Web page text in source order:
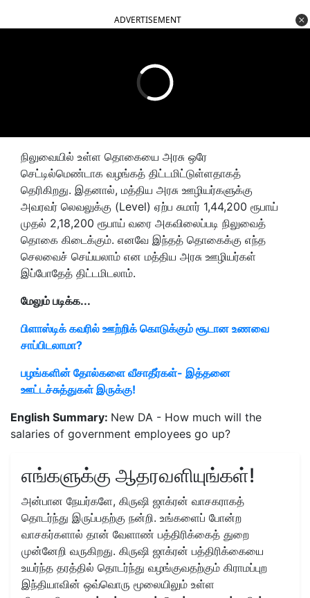
ADVERTISEMENT
நிலுவையில் உள்ள தொகையை அரசு ஒரே
செட்டில்மெண்டாக வழங்கத் திட்டமிட்டுள்ளதாகத்
தெரிகிறது. இதனால், மத்திய அரசு ஊழியர்களுக்கு
அவரவர் லெவலுக்கு (Level) ஏற்ப சுமார் 1,44,200 ரூபாய்
முதல் 2,18,200 ரூபாய் வரை அகவிலைப்படி நிலுவைத்
தொகை கிடைக்கும். எனவே இந்தத் தொகைக்கு எந்த
செலவைச் செய்யலாம் என மத்திய அரசு ஊழியர்கள்
இப்போதேத் திட்டமிடலாம்.
மேலும் படிக்க...
பிளாஸ்டிக் கவரில் ஊற்றிக் கொடுக்கும் சூடான உணவை
சாப்பிடலாமா?
பழங்களின் தோல்களை வீசாதீர்கள்- இத்தனை
ஊட்டச்சுத்துகள் இருக்கு!
English Summary: New DA - How much will the
salaries of government employees go up?
எங்களுக்கு ஆதரவளியுங்கள்!
அன்பான நேயர்களே, கிருஷி ஜாக்ரன் வாசகராகத்
தொடர்ந்து இருப்பதற்கு நன்றி. உங்களைப் போன்ற
வாசகர்களால் தான் வேளாண் பத்திரிக்கைத் துறை
முன்னேறி வருகிறது. கிருஷி ஜாக்ரன் பத்திரிக்கையை
உயர்ந்த தரத்தில் தொடர்ந்து வழங்குவதற்கும் கிராமப்புற
இந்தியாவின் ஒவ்வொரு மூலையிலும் உள்ள